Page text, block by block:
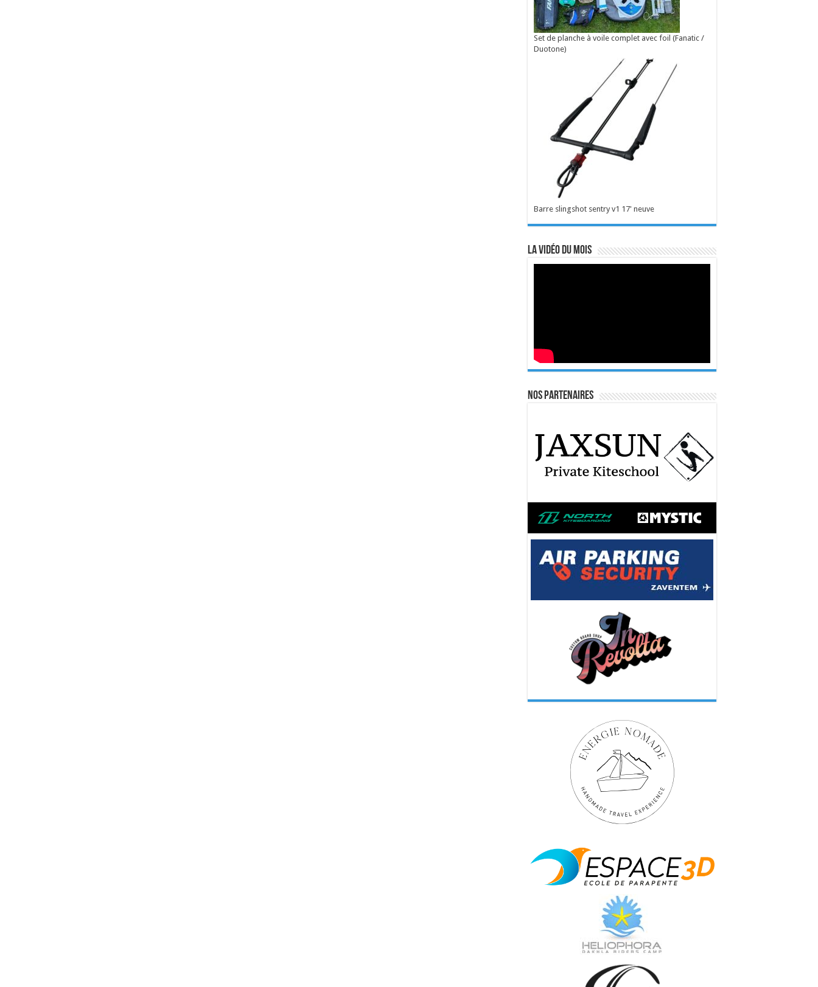
Set de planche à voile complet avec foil (Fanatic /
Duotone)
Barre slingshot sentry v1 17' neuve
La vidéo du mois
Nos Partenaires